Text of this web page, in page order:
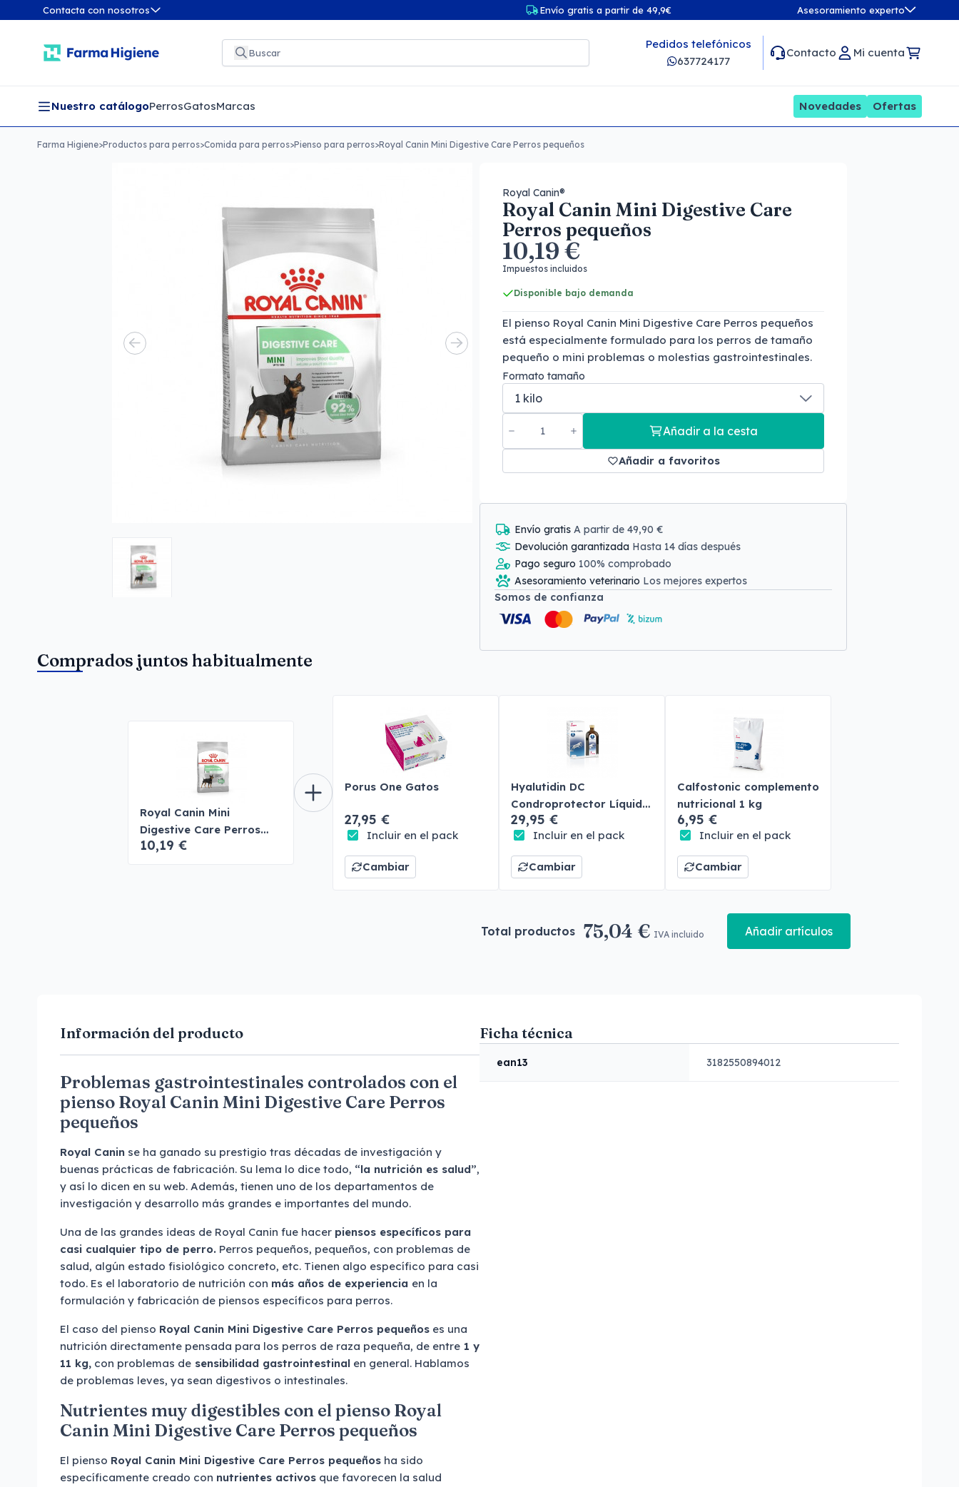
Contacta con nosotros Envío gratis a partir de 49,9€ Asesoramiento experto
Pedidos telefónicos
637724177
Contacto Mi cuenta
Nuestro catálogoPerrosGatosMarcas Novedades Ofertas
Farma Higiene>Productos para perros>Comida para perros>Pienso para perros>Royal Canin Mini Digestive Care Perros pequeños
Royal Canin®
Royal Canin Mini Digestive Care
Perros pequeños
10,19 €
Impuestos incluidos
Disponible bajo demanda
El pienso Royal Canin Mini Digestive Care Perros pequeños
está especialmente formulado para los perros de tamaño
pequeño o mini problemas o molestias gastrointestinales.
Formato tamaño
Añadir a la cesta
Añadir a favoritos
Envío gratis A partir de 49,90 €
Devolución garantizada Hasta 14 días después
Pago seguro 100% comprobado
Asesoramiento veterinario Los mejores expertos
Somos de confianza
Comprados juntos habitualmente
Royal Canin Mini
Digestive Care Perros
pequeños
10,19 €
Porus One Gatos
27,95 €
Incluir en el pack
Cambiar
Hyalutidin DC
Condroprotector Líquido
Perros y Gatos
29,95 €
Incluir en el pack
Cambiar
Calfostonic complemento
nutricional 1 kg
6,95 €
Incluir en el pack
Cambiar
Total productos 75,04 € IVA incluido Añadir artículos
Información del producto
Problemas gastrointestinales controlados con el
pienso Royal Canin Mini Digestive Care Perros
pequeños
Royal Canin se ha ganado su prestigio tras décadas de investigación y
buenas prácticas de fabricación. Su lema lo dice todo, “la nutrición es salud”,
y así lo dicen en su web. Además, tienen uno de los departamentos de
investigación y desarrollo más grandes e importantes del mundo.
Una de las grandes ideas de Royal Canin fue hacer piensos específicos para
casi cualquier tipo de perro. Perros pequeños, pequeños, con problemas de
salud, algún estado fisiológico concreto, etc. Tienen algo específico para casi
todo. Es el laboratorio de nutrición con más años de experiencia en la
formulación y fabricación de piensos específicos para perros.
El caso del pienso Royal Canin Mini Digestive Care Perros pequeños es una
nutrición directamente pensada para los perros de raza pequeña, de entre 1 y
11 kg, con problemas de sensibilidad gastrointestinal en general. Hablamos
de problemas leves, ya sean digestivos o intestinales.
Nutrientes muy digestibles con el pienso Royal
Canin Mini Digestive Care Perros pequeños
El pienso Royal Canin Mini Digestive Care Perros pequeños ha sido
específicamente creado con nutrientes activos que favorecen la salud
Ficha técnica
ean13 3182550894012